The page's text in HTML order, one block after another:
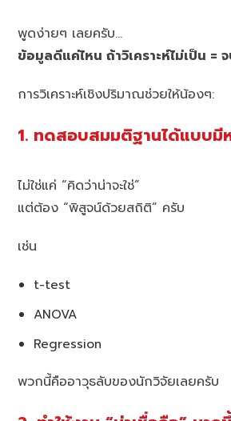
พูดง่ายๆ เลยครับ…
ข้อมูลดีแค่ไหน ถ้าวิเคราะห์ไม่เป็น =
การวิเคราะห์เชิงปริมาณช่วยให้น้องๆ:
1. ทดสอบสมมติฐานได้แบบมี
ไม่ใช่แค่ “คิดว่าน่าจะใช่”
แต่ต้อง “พิสูจน์ด้วยสถิติ” ครับ
เช่น
t-test
ANOVA
Regression
พวกนี้คืออาวุธลับของนักวิจัยเลยครับ